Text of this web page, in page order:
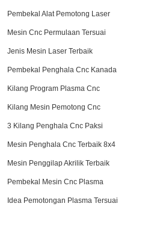
Pembekal Alat Pemotong Laser
Mesin Cnc Permulaan Tersuai
Jenis Mesin Laser Terbaik
Pembekal Penghala Cnc Kanada
Kilang Program Plasma Cnc
Kilang Mesin Pemotong Cnc
3 Kilang Penghala Cnc Paksi
Mesin Penghala Cnc Terbaik 8x4
Mesin Penggilap Akrilik Terbaik
Pembekal Mesin Cnc Plasma
Idea Pemotongan Plasma Tersuai